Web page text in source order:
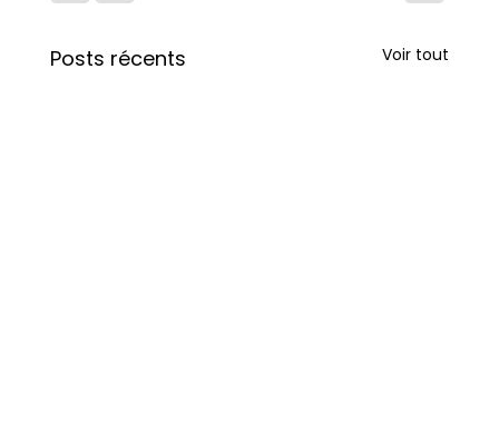
Posts récents Voir tout